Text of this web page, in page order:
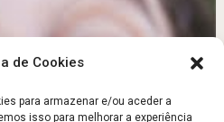
de Cookies
para armazenar e/ou aceder a
isso para melhorar a experiência